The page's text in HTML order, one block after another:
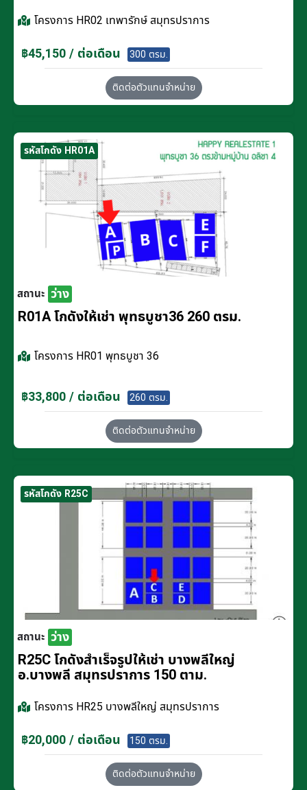
โครงการ HR02 เทพารักษ์ สมุทรปราการ
฿45,150 / ต่อเดือน 300 ตรม.
ติดต่อตัวแทนจำหน่าย
รหัสโกดัง HR01A
สถานะ ว่าง
R01A โกดังให้เช่า พุทธบูชา36 260 ตรม.
โครงการ HR01 พุทธบูชา 36
฿33,800 / ต่อเดือน 260 ตรม.
ติดต่อตัวแทนจำหน่าย
รหัสโกดัง R25C
สถานะ ว่าง
R25C โกดังสำเร็จรูปให้เช่า บางพลีใหญ่
อ.บางพลี สมุทรปราการ 150 ตาม.
โครงการ HR25 บางพลีใหญ่ สมุทรปราการ
฿20,000 / ต่อเดือน 150 ตรม.
ติดต่อตัวแทนจำหน่าย